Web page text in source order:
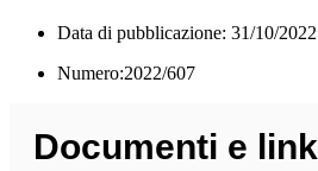
Data di pubblicazione: 31/10/2022
Numero:2022/607
Documenti e link